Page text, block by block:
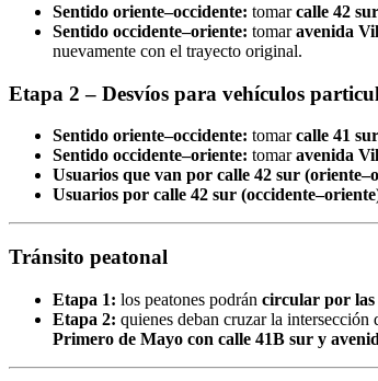
Sentido oriente–occidente: tomarcalle 42
Sentido occidente–oriente: tomaravenida
nuevamente con el trayecto original.
Etapa 2 – Desvíos para vehículos
Sentido oriente–occidente: tomarcalle 41
Sentido occidente–oriente: tomaravenida
Usuarios que van por calle 42 sur
Usuarios por calle 42 sur
Tránsito peatonal
Etapa 1: los peatones podrán circular por las
Etapa 2: quienes deban cruzar la intersección
Primero de Mayo con calle 41B sur y